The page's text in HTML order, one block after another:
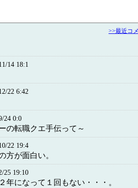
>>最近コ
14 18:1
22 6:42
24 0:0
の転職クエ手伝って～
22 19:4
方が面白い。
25 19:10
年になって１回もない・・・。